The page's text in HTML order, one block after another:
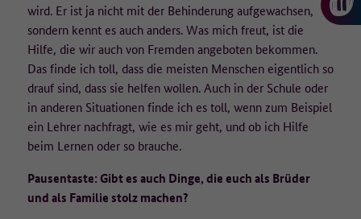
wird. Er ist ja nicht mit der Behinderung aufgewachsen,
sondern kennt es auch anders. Was mich freut, ist die
Hilfe, die wir auch von Fremden angeboten bekommen.
Das finde ich toll, dass die meisten Menschen eigentlich so
drauf sind, dass sie helfen wollen. Auch in der Schule oder
in anderen Situationen finde ich es toll, wenn zum Beispiel
ein Lehrer nachfragt, wie es mir geht, und ob ich Hilfe
beim Lernen oder so brauche.
Pausentaste: Gibt es auch Dinge, die euch als Brüder
und als Familie stolz machen?
Auf welcher Rechtsgrundlage werden die Daten erfasst?
Rechtsgrundlage für die Erfassung der Daten ist die Einwilligung der
Nutzenden nach Art. 6 Abs. 1 Buchstabe a der Datenschutz-
Grundverordnung (DSGVO). Die Einwilligung kann auf der
Datenschutzseite jederzeit widerrufen werden. Die Rechtmäßigkeit
der bis zum Widerruf erfolgten Datenverarbeitung bleibt davon
unberührt.
Matomo wird lokal auf den Servern des technischen Dienstleisters,